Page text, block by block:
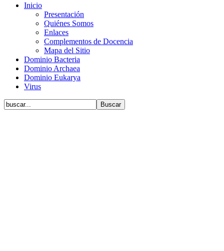
Inicio
Presentación
Quiénes Somos
Enlaces
Complementos de Docencia
Mapa del Sitio
Dominio Bacteria
Dominio Archaea
Dominio Eukarya
Virus